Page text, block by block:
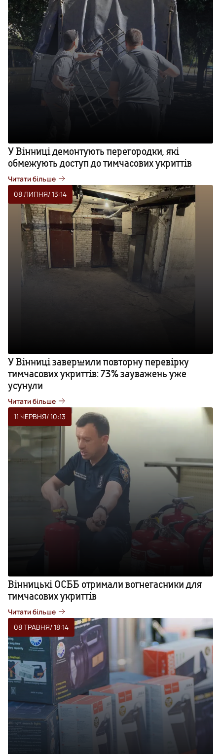
У Вінниці демонтують перегородки, які
обмежують доступ до тимчасових укриттів
Читати більше
08 ЛИПНЯ/ 13:14
У Вінниці завершили повторну перевірку
тимчасових укриттів: 73% зауважень уже
усунули
Читати більше
11 ЧЕРВНЯ/ 10:13
Вінницькі ОСББ отримали вогнегасники для
тимчасових укриттів
Читати більше
08 ТРАВНЯ/ 18:14